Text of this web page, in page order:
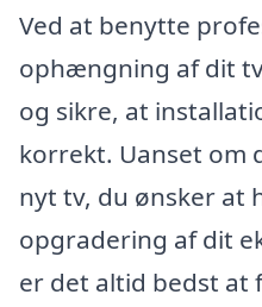
Ved at benytte
ophængning af dit
og sikre, at
korrekt. Uanset om
nyt tv, du ønsker at
opgradering af dit
er det altid bedst at